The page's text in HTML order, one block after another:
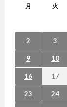
月 火
2 3
9 10
16 17
23 24